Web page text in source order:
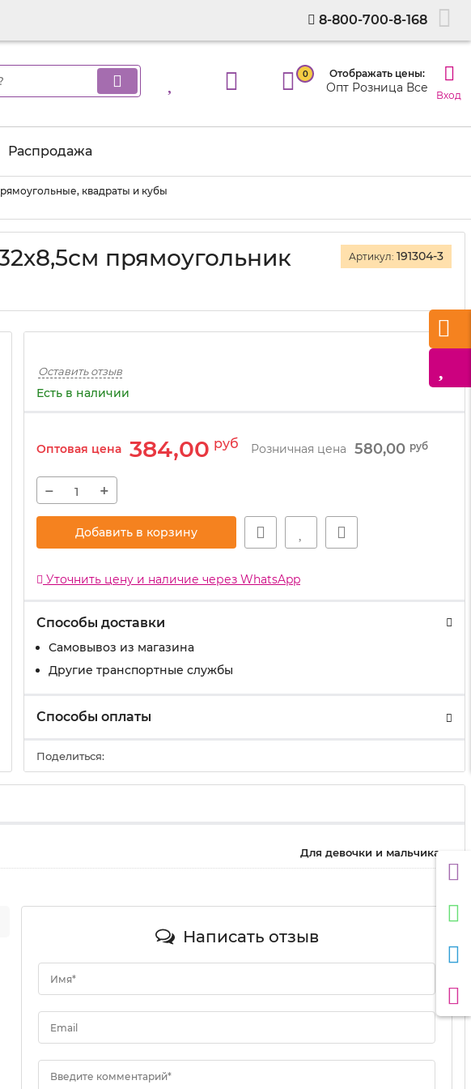
8-800-700-8-168
0 Отображать цены:
Опт Розница Все Вход
Распродажа
квадраты и кубы
прямоугольник
Артикул: 191304-3
Оставить отзыв
Есть в наличии
Оптовая цена 384,00 руб Розничная цена 580,00 руб
− +
Добавить в корзину
Уточнить цену и наличие через WhatsApp
Способы доставки
Самовывоз из магазина
Другие транспортные службы
Способы оплаты
Поделиться:
Для девочки и мальчика
Написать отзыв
Имя*
Email
Введите комментарий*